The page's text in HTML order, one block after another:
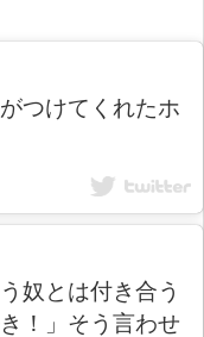
つけてくれたホ
奴とは付き合う
！」そう言わせ